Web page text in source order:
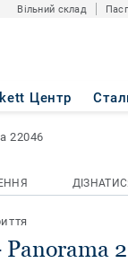
Вільний склад
Центр
22046